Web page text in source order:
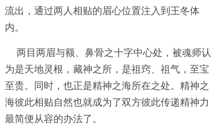
流出，通过两人相贴的眉心位置注入到王冬体
内。
两目两眉与额、鼻骨之十字中心处，被魂师认
为是天地灵根，藏神之所，是祖窍、祖气，至宝
至贵。同时，也正是精神之海所在之处。精神之
海彼此相贴自然也就成为了双方彼此传递精神力
最简便从容的办法了。